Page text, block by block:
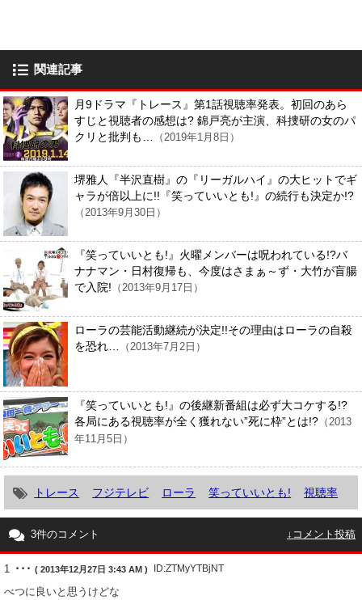
関連記事
月9ドラマ『トレース』第1話視聴率発表。初回のあら
すじと視聴者の感想は? 錦戸亮が主演、科捜研の女のパ
クリと批判も…
（2019年1月8日）
堺雅人『半沢直樹』の『リーガルハイ』の大ヒットでギ
ャラが倍以上に!!『笑っていいとも!』の続行も決定か!?
（2013年9月30日）
『笑っていいとも!』火曜メンバーは呪われている!?バ
ナナマン・日村復帰も、今度はさまぁ～ず・大竹が盲腸
で入院! （2013年9月17日）
ローラの芸能活動継続が決定!!その理由はローラの自殺
を恐れ…
（2013年7月2日）
『笑っていいとも!』の後継新番組は必ず大コケする!?
各局にある視聴率が全く獲れない”死に枠”とは!? （2013
年11月5日）
トレース フジテレビ ローラ 笑っていいとも! 視聴率
3件のコメント ↓コメント投稿
1 ･･･ ( 2013年12月27日 3:43 AM ) ID:ZTMyYTBjNT
べつに良いと思うけどな